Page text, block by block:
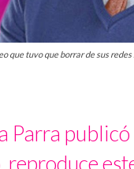
que tuvo que borrar de sus
Parra
reproduce